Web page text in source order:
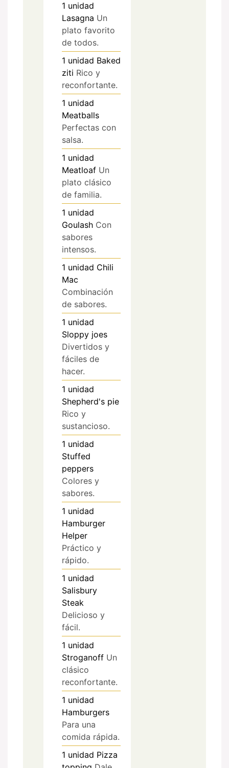
1 unidad
Lasagna Un
plato favorito
de todos.
1 unidad Baked
ziti Rico y
reconfortante.
1 unidad
Meatballs
Perfectas con
salsa.
1 unidad
Meatloaf Un
plato clásico
de familia.
1 unidad
Goulash Con
sabores
intensos.
1 unidad Chili
Mac
Combinación
de sabores.
1 unidad
Sloppy joes
Divertidos y
fáciles de
hacer.
1 unidad
Shepherd's pie
Rico y
sustancioso.
1 unidad
Stuffed
peppers
Colores y
sabores.
1 unidad
Hamburger
Helper
Práctico y
rápido.
1 unidad
Salisbury
Steak
Delicioso y
fácil.
1 unidad
Stroganoff Un
clásico
reconfortante.
1 unidad
Hamburgers
Para una
comida rápida.
1 unidad Pizza